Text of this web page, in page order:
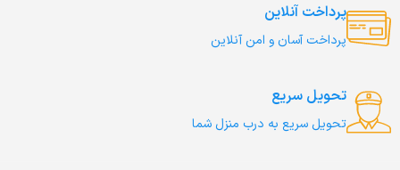
پرداخت آنلاین
پرداخت آسان و امن آنلاین
تحویل سریع
تحویل سریع به درب منزل شما